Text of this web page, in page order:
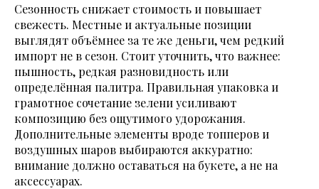
Сезонность снижает стоимость и повышает
свежесть. Местные и актуальные позиции
выглядят объёмнее за те же деньги, чем редкий
импорт не в сезон. Стоит уточнить, что важнее:
пышность, редкая разновидность или
определённая палитра. Правильная упаковка и
грамотное сочетание зелени усиливают
композицию без ощутимого удорожания.
Дополнительные элементы вроде топперов и
воздушных шаров выбираются аккуратно:
внимание должно оставаться на букете, а не на
аксессуарах.